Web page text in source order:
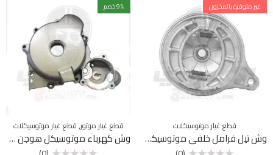
غير متوفرة بالمخزون
قطع غيار موتوسيكلات
وش تيل فرامل خلفي موتوسيكل هوجن 3
9% خصم
قطع غيار موتور,قطع غيار موتوسيكلات
وش كهرباء موتوسيكل هوجن V250